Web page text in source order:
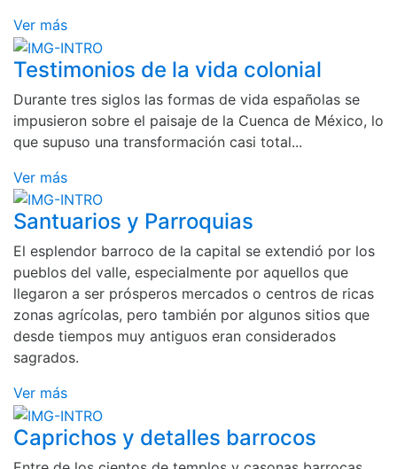
Ver más
Testimonios de la vida colonial
Durante tres siglos las formas de vida españolas se
impusieron sobre el paisaje de la Cuenca de México, lo
que supuso una transformación casi total...
Ver más
Santuarios y Parroquias
El esplendor barroco de la capital se extendió por los
pueblos del valle, especialmente por aquellos que
llegaron a ser prósperos mercados o centros de ricas
zonas agrícolas, pero también por algunos sitios que
desde tiempos muy antiguos eran considerados
sagrados.
Ver más
Caprichos y detalles barrocos